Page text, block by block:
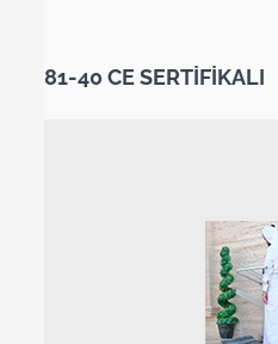
81-40 CE SERTİFİKALI